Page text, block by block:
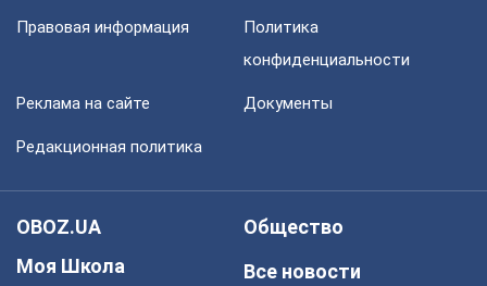
Правовая информация
Политика
конфиденциальности
Реклама на сайте Документы
Редакционная политика
OBOZ.UA
Моя Школа
Общество
Все новости